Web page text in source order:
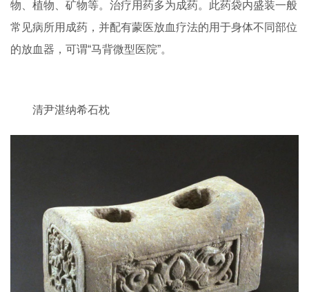
物、植物、矿物等。治疗用药多为成药。此药袋内盛装一般
常见病所用成药，并配有蒙医放血疗法的用于身体不同部位
的放血器，可谓“马背微型医院”。
清尹湛纳希石枕